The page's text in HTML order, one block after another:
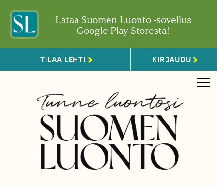
Lataa Suomen Luonto -sovellus
Google Play Storesta!
TILAA LEHTI KIRJAUDU